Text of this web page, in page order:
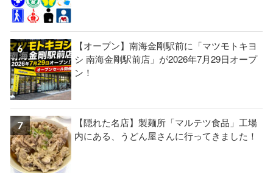
【オープン】南海金剛駅前に「マツモトキヨ
シ 南海金剛駅前店」が2026年7月29日オープ
ン！
【隠れた名店】製麺所「マルテツ食品」工場
内にある、うどん屋さんに行ってきました！